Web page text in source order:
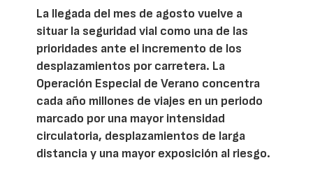
La llegada del mes de agosto vuelve a
situar la seguridad vial como una de las
prioridades ante el incremento de los
desplazamientos por carretera. La
Operación Especial de Verano concentra
cada año millones de viajes en un periodo
marcado por una mayor intensidad
circulatoria, desplazamientos de larga
distancia y una mayor exposición al riesgo.